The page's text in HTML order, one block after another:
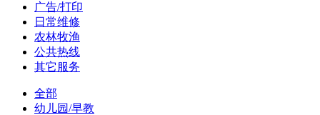
广告/打印
日常维修
农林牧渔
公共热线
其它服务
全部
幼儿园/早教